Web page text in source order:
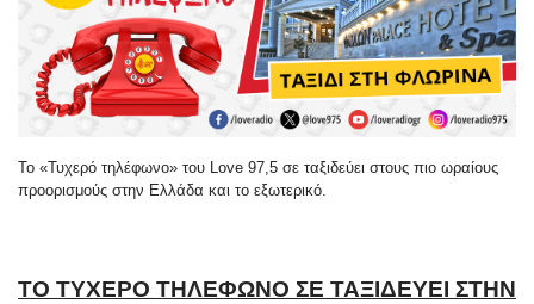
Το «Τυχερό τηλέφωνο» του Love 97,5 σε ταξιδεύει στους πιο ωραίους
προορισμούς στην Ελλάδα και το εξωτερικό.
ΤΟ ΤΥΧΕΡΟ ΤΗΛΕΦΩΝΟ ΣΕ ΤΑΞΙΔΕΥΕΙ ΣΤΗΝ